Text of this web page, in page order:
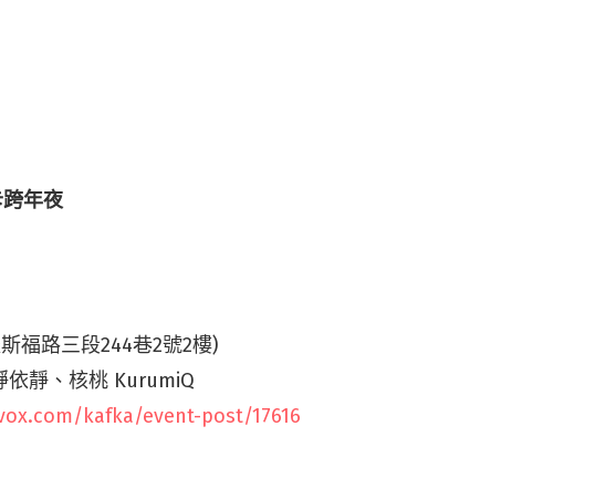
年夜
福路三段244巷2號2樓)
依靜、核桃 KurumiQ
kafka/event-post/17616